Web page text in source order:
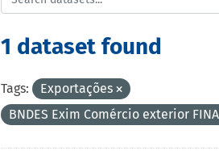
1 dataset found
Tags:
Exportações
BNDES Exim Comércio exterior